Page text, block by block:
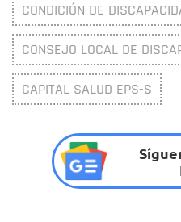
CONDICIÓN DE
CONSEJO LOCAL DE
CAPITAL SALUD EPS-S